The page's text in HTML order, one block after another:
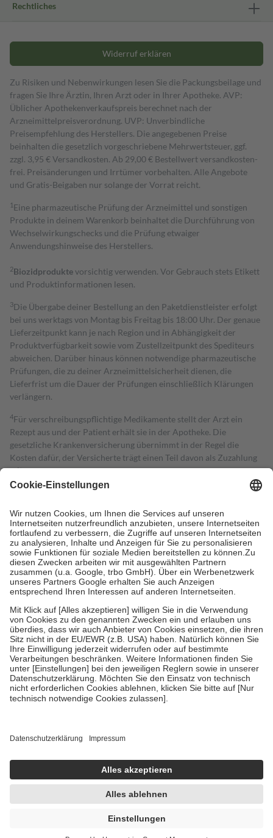
Rechtliches
Widerruf erklären
Zu Risiken und Nebenwirkungen lesen Sie die Packungsbeilage und
fragen Sie Ihre Ärztin, Ihren Arzt oder in Ihrer Apotheke. AVP:
Üblicher Apothekenverkaufspreis berechnet nach der
Arzneimittelpreisverordnung. UVP: Unverbindliche
Preisempfehlung des Herstellers. Die angegebenen Preise
beinhalten die gesetzlich vorgeschriebene Mehrwertsteuer, ggf.
zzgl. 3,95 € Versandkosten. Ab 29,00 € Bestell­wert versand­kosten­
frei. Preisänderungen und Irrtümer vorbehalten. Alle Angebote
und Gratis-Beigaben nur solange der Vorrat reicht.
1 Eine pharmazeutische Prüfung der Arzneimittel und sonstigen
Produkte in deinem Warenkorb beinhaltet die Durchführung von
Wechselwirkungschecks und die Prüfung etwaiger
Anwendungshinweise des Herstellers.
2Biozidproduktevorsichtig verwenden. Vor Gebrauch stets Etikett
und Produktinformationen lesen.
3Die Übergabe deiner Bestellung an den Paketdienstleister erfolgt
bei uns werktags von Montag bis Freitag bis 18:00 Uhr. Der genaue
Lieferzeitpunkt kann je nach Region und in Abhängigkeit der
Produktverfügbarkeit sowie vom Zustellzeitpunkt des Spediteurs
abweichen. Darüber hinaus können notwendige pharmazeutische
Prüfungen, die zu deiner Arzneimittelsicherheit dienen, die
Lieferfrist um die Dauer der Prüfungen einschließlich Klärungen
verlängern.
4Für verschreibungspflichtige Medikamente stellt der Arzt ein
Rezept aus und der Patient erhält sie in der Apotheke. Die
gesetzliche Krankenversicherung übernimmt in der Regel die
Kosten dafür, der Versicherte trägt einen Teil davon als Zuzahlung
mit.
Grundsätzlich leisten Mitglieder Zuzahlungen in Höhe von zehn
höchstens zehn Euro.
Es sind jedoch nie mehr als die tatsächlichen
Kosten der Leistung zu entrichten.
Diese Regeln gelten grundsätzlich auch für Online-Apotheken.
Bei Heilmitteln und häuslicher Krankenpflege beträgt die
Zuzahlung zehn Prozent der Kosten sowie zehn Euro je
Verordnung.
Um das Engagement der Versicherten für ihre eigene Gesundheit zu
stärken und die besondere Stellung der Familie zu unterstützen,
fallenkeine Zuzahlungenan bei:
• Kindern und Jugendlichen bis zum vollendeten 18. Lebensjahr
mit Ausnahme der Fahrkosten
• Untersuchungen zur Vorsorge und Früherkennung, die von der
GKV getragen werden
• empfohlenen Schutzimpfungen
• Harn- und Blutteststreifen
getroffen, um sicherzustellen, dass es sich um echte Bewertungen
https://help.etrusted.com/hc/de/articles/4419944605341
Einige Bilder und Inhalte wurden unter Zuhilfenahme künstlicher